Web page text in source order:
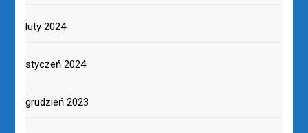
luty 2024
styczeń 2024
grudzień 2023